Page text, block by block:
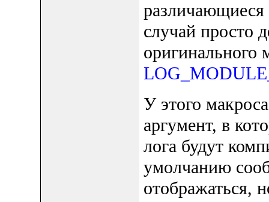
случай просто
оригинального
У этого
аргумент, в
лога будут
умолчанию
отображаться,